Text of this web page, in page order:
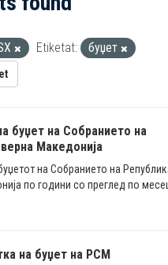
Etiketat: буџет
буџет на Собранието на
Македонија
на Собранието на
по години со преглед по
на буџет на РСМ